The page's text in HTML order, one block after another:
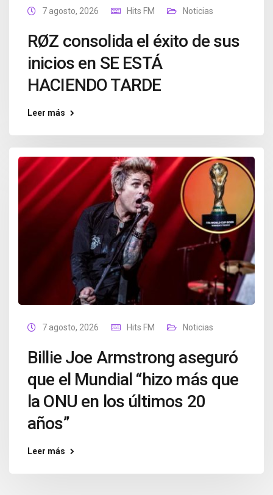
7 agosto, 2026 Hits FM Noticias
RØZ consolida el éxito de sus
inicios en SE ESTÁ
HACIENDO TARDE
Leer más
7 agosto, 2026 Hits FM Noticias
Billie Joe Armstrong aseguró
que el Mundial “hizo más que
la ONU en los últimos 20
años”
Leer más